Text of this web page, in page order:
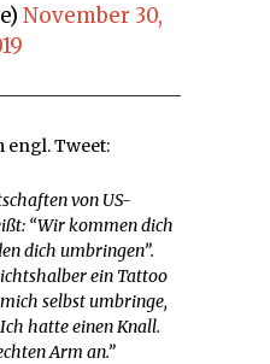
November 30,
engl. Tweet:
von US-
“Wir kommen dich
dich umbringen”.
ein Tattoo
selbst umbringe,
hatte einen Knall.
Arm an.”